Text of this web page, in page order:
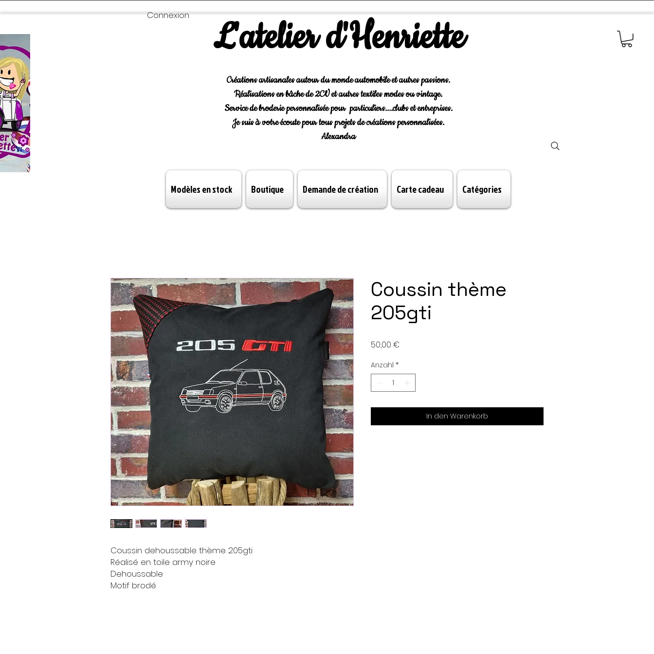
L'atelier d'Henriette
Connexion
Créations artisanales autour du monde automobile et autres passions.
Réalisations en bâche de 2CV et autres textiles modes ou vintage.
Service de broderie personnalisée pour particuliers....clubs et entreprises.
Je suis à votre écoute pour tous projets de créations personnalisées.
Alexandra
Modèles en stock Boutique Demande de création Carte cadeau Catégories
Coussin dehoussable thème 205gti
Réalisé en toile army noire
Dehoussable
Motif brodé
Coussin thème
205gti
50,00 €
Anzahl *
In den Warenkorb